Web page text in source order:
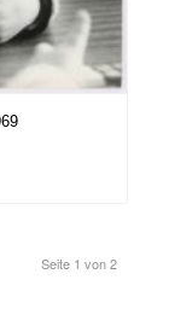
Seite 1 von 2